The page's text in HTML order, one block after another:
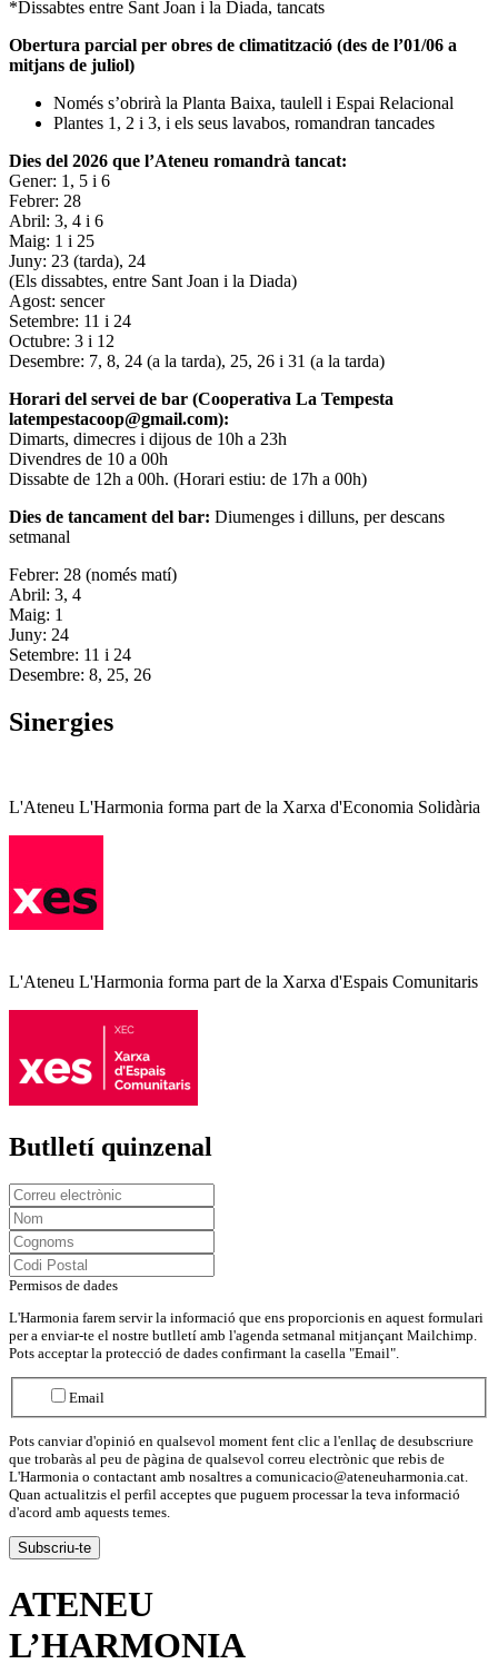
*Dissabtes entre Sant Joan i la Diada, tancats
Obertura parcial per obres de climatització (des de l’01/06 a
mitjans de juliol)
Només s’obrirà la Planta Baixa, taulell i Espai Relacional
Plantes 1, 2 i 3, i els seus lavabos, romandran tancades
Dies del 2026 que l’Ateneu romandrà tancat:
Gener: 1, 5 i 6
Febrer: 28
Abril: 3, 4 i 6
Maig: 1 i 25
Juny: 23 (tarda), 24
(Els dissabtes, entre Sant Joan i la Diada)
Agost: sencer
Setembre: 11 i 24
Octubre: 3 i 12
Desembre: 7, 8, 24 (a la tarda), 25, 26 i 31 (a la tarda)
Horari del servei de bar (Cooperativa La Tempesta
latempestacoop@gmail.com):
Dimarts, dimecres i dijous de 10h a 23h
Divendres de 10 a 00h
Dissabte de 12h a 00h. (Horari estiu: de 17h a 00h)
Dies de tancament del bar: Diumenges i dilluns, per descans
setmanal
Febrer: 28 (només matí)
Abril: 3, 4
Maig: 1
Juny: 24
Setembre: 11 i 24
Desembre: 8, 25, 26
Sinergies
L'Ateneu L'Harmonia forma part de la Xarxa d'Economia Solidària
L'Ateneu L'Harmonia forma part de la Xarxa d'Espais Comunitaris
Butlletí quinzenal
Permisos de dades
L'Harmonia farem servir la informació que ens proporcionis en aquest formulari
per a enviar-te el nostre butlletí amb l'agenda setmanal mitjançant Mailchimp.
Pots acceptar la protecció de dades confirmant la casella "Email".
Email
Pots canviar d'opinió en qualsevol moment fent clic a l'enllaç de desubscriure
que trobaràs al peu de pàgina de qualsevol correu electrònic que rebis de
L'Harmonia o contactant amb nosaltres a comunicacio@ateneuharmonia.cat.
Quan actualitzis el perfil acceptes que puguem processar la teva informació
d'acord amb aquests temes.
ATENEU
L’HARMONIA